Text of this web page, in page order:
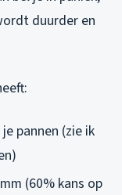
duurder en
pannen (zie ik
(60% kans op